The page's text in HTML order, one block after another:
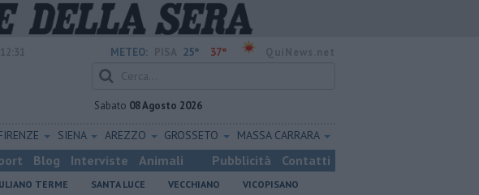
METEO: 25° 37°
Sabato 08 Agosto 2026
SIENA AREZZO GROSSETO MASSA CARRARA
Blog Interviste Animali Pubblicità Contatti
TERME SANTA LUCE VECCHIANO VICOPISANO